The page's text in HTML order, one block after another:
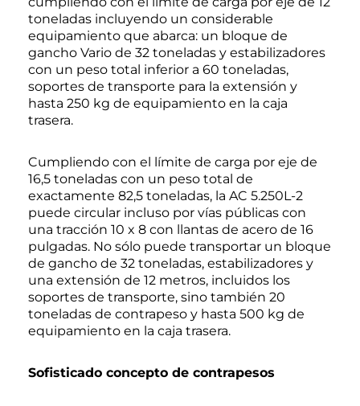
toneladas incluyendo un considerable
equipamiento que abarca: un bloque de
gancho Vario de 32 toneladas y estabilizadores
con un peso total inferior a 60 toneladas,
soportes de transporte para la extensión y
hasta 250 kg de equipamiento en la caja
trasera.
Cumpliendo con el límite de carga por eje de
16,5 toneladas con un peso total de
exactamente 82,5 toneladas, la AC 5.250L-2
puede circular incluso por vías públicas con
una tracción 10 x 8 con llantas de acero de 16
pulgadas. No sólo puede transportar un bloque
de gancho de 32 toneladas, estabilizadores y
una extensión de 12 metros, incluidos los
soportes de transporte, sino también 20
toneladas de contrapeso y hasta 500 kg de
equipamiento en la caja trasera.
Sofisticado concepto de contrapesos